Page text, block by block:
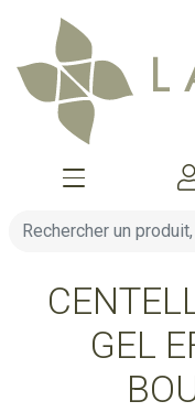
Afficher la
GEL